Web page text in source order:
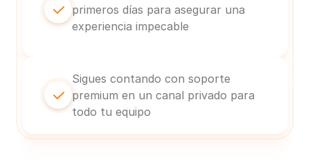
primeros días para asegurar una
experiencia impecable
Sigues contando con soporte
premium en un canal privado para
todo tu equipo